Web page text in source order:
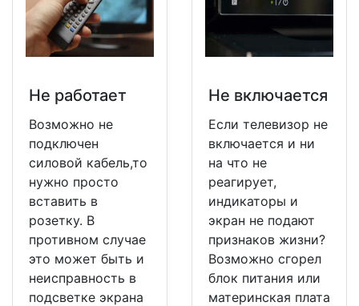
Не работает
Возможно не
подключен
силовой кабель,то
нужно просто
вставить в
розетку. В
противном случае
это может быть и
неисправность в
подсветке экрана
Не включается
Если телевизор не
включается и ни
на что не
реагирует,
индикаторы и
экран не подают
признаков жизни?
Возможно сгорел
блок питания или
материнская плата